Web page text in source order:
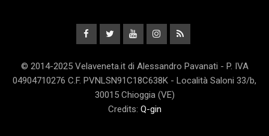
© 2014-2025 Velaveneta.it di Alessandro Pavanati - P. IVA
04904710276 C.F. PVNLSN91C18C638K - Località Saloni 33/b,
30015 Chioggia (VE)
Credits: Q-gin